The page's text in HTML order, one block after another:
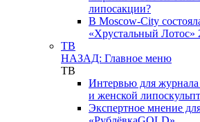
липосакции?
В Moscow-City
«Хрустальный Лотос»
ТВ
НАЗАД: Главное меню
ТВ
Интервью для
и женской
Экспертное мнение